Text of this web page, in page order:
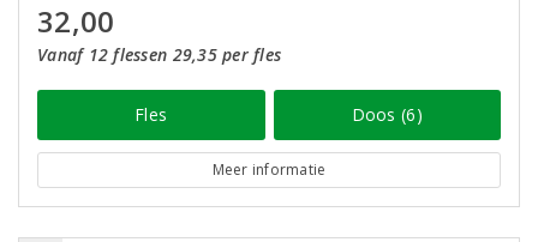
32,00
Vanaf 12 flessen 29,35 per fles
Fles Doos (6)
Meer informatie